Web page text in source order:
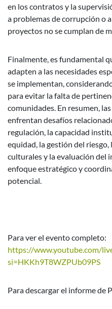
en los contratos y la
a problemas de corrupción o
proyectos no se cumplan de
Finalmente, es fundamental
adapten a las necesidades
se implementan,
para evitar la falta de
comunidades. En resumen,
enfrentan desafíos
regulación, la capacidad
equidad, la gestión del
culturales y la evaluación del
enfoque estratégico y
potencial.
Para ver el evento completo:
https://www.youtube.com/
si=HKKh9T8WZPUb09PS
Para descargar el informe de